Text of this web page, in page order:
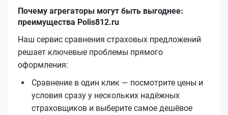
Почему агрегаторы могут быть выгоднее:
преимущества Polis812.ru
Наш сервис сравнения страховых предложений
решает ключевые проблемы прямого
оформления:
Сравнение в один клик — посмотрите цены и
условия сразу у нескольких надёжных
страховщиков и выберите самое дешёвое